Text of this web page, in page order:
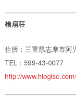
檜扇荘
住所：三重県志摩市阿
TEL：599-43-0077
http://www.hiogiso.com/